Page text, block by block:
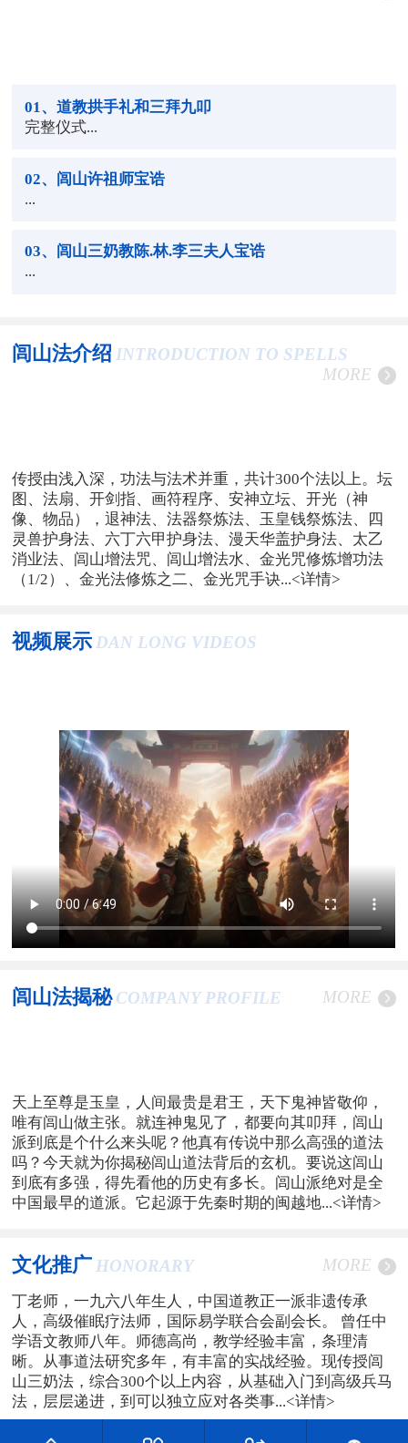
01 、道教拱手礼和三拜九叩
完整仪式...
02、闾山许祖师宝诰
...
03、闾山三奶教陈.林.李三夫人宝诰
...
闾山法介绍 INTRODUCTION TO SPELLS
MORE
传授由浅入深，功法与法术并重，共计300个法以上。坛
图、法扇、开剑指、画符程序、安神立坛、开光（神
像、物品），退神法、法器祭炼法、玉皇钱祭炼法、四
灵兽护身法、六丁六甲护身法、漫天华盖护身法、太乙
消业法、闾山增法咒、闾山增法水、金光咒修炼增功法
（1/2）、金光法修炼之二、金光咒手诀...<详情>
视频展示 DAN LONG VIDEOS
闾山法揭秘 COMPANY PROFILE MORE
天上至尊是玉皇，人间最贵是君王，天下鬼神皆敬仰，
唯有闾山做主张。就连神鬼见了，都要向其叩拜，闾山
派到底是个什么来头呢？他真有传说中那么高强的道法
吗？今天就为你揭秘闾山道法背后的玄机。要说这闾山
到底有多强，得先看他的历史有多长。闾山派绝对是全
中国最早的道派。它起源于先秦时期的闽越地...<详情>
文化推广 HONORARY MORE
丁老师，一九六八年生人，中国道教正一派非遗传承
人，高级催眠疗法师，国际易学联合会副会长。 曾任中
学语文教师八年。师德高尚，教学经验丰富，条理清
晰。从事道法研究多年，有丰富的实战经验。现传授闾
山三奶法，综合300个以上内容，从基础入门到高级兵马
法，层层递进，到可以独立应对各类事...<详情>